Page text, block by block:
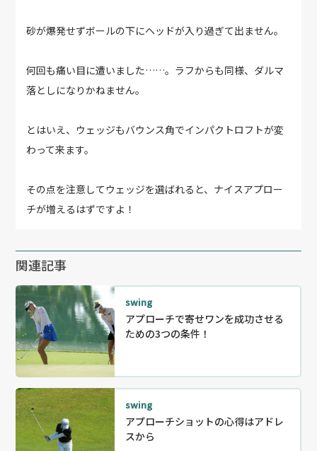
砂が爆発せずボールの下にヘッドが入り過ぎて出ません。
何回も痛い目に遭いました……。ラフからも同様、ダルマ
落としになりかねません。
とはいえ、ウェッジもバウンス角でインパクトロフトが変
わって来ます。
その点を注意してウェッジを選ばれると、ナイスアプロー
チが増えるはずですよ！
関連記事
swing
アプローチで寄せワンを成功させる
ための3つの条件！
swing
アプローチショットの心得はアドレ
スから